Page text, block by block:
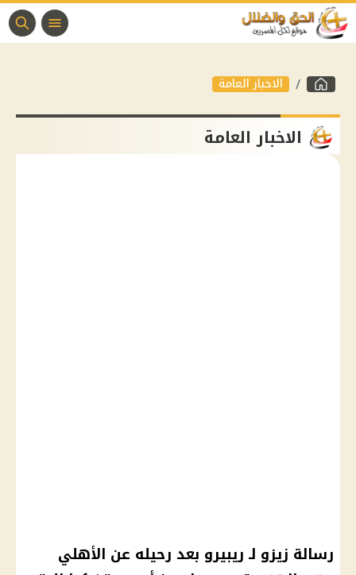
الاخبار العامة
الاخبار العامة
رسالة زيزو لـ ريبيرو بعد رحيله عن الأهلي